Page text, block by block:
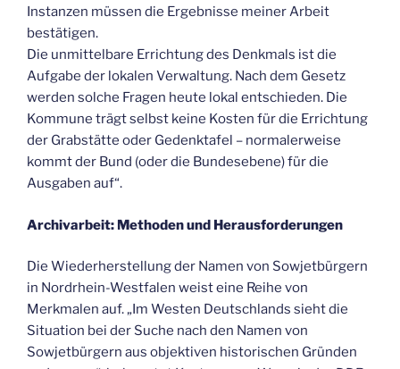
Instanzen müssen die Ergebnisse meiner Arbeit
bestätigen.
Die unmittelbare Errichtung des Denkmals ist die
Aufgabe der lokalen Verwaltung. Nach dem Gesetz
werden solche Fragen heute lokal entschieden. Die
Kommune trägt selbst keine Kosten für die Errichtung
der Grabstätte oder Gedenktafel – normalerweise
kommt der Bund (oder die Bundesebene) für die
Ausgaben auf“.
Archivarbeit: Methoden und Herausforderungen
Die Wiederherstellung der Namen von Sowjetbürgern
in Nordrhein-Westfalen weist eine Reihe von
Merkmalen auf. „Im Westen Deutschlands sieht die
Situation bei der Suche nach den Namen von
Sowjetbürgern aus objektiven historischen Gründen